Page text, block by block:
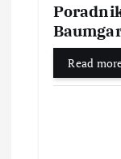
Read